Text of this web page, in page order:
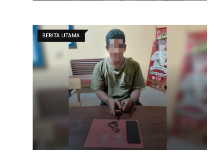
BERITA UTAMA